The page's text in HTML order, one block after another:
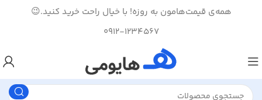
همه‌ی قیمت‌هامون به روزه! با خیال راحت خرید کنید.😉
0912-1234567